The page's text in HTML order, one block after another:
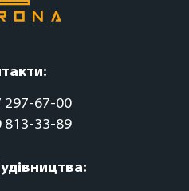
297-67-00
813-33-89